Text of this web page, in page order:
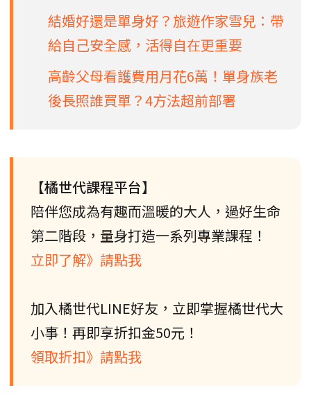
結婚好還是單身好？旅遊作家雪兒：帶
給自己安全感，活得自在更重要
高齡父母看護費用月花6萬！單身族老
後長照誰買單？4方法超前部署
【橘世代課程平台】
陪伴您成為有趣而溫暖的大人，過好生命
第二階段，量身打造一系列專業課程！
立即了解》請點我
加入橘世代LINE好友，立即掌握橘世代大
小事！再即享折扣金50元！
領取折扣》請點我